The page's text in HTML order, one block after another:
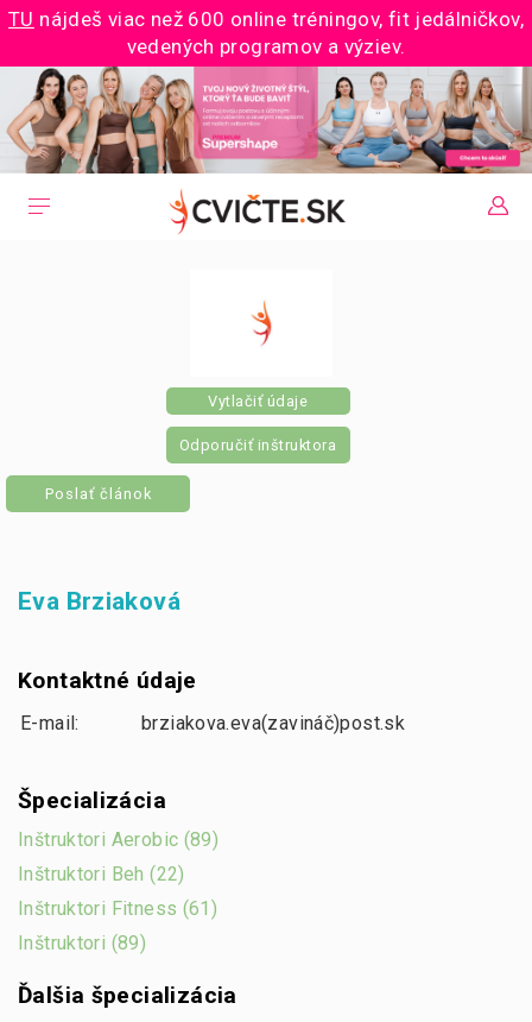
TU nájdeš viac než 600 online tréningov, fit jedálničkov,
vedených programov a výziev.
Vytlačiť údaje
Odporučiť inštruktora
Poslať článok
Eva Brziaková
Kontaktné údaje
E-mail: brziakova.eva(zavináč)post.sk
Špecializácia
Inštruktori Aerobic (89)
Inštruktori Beh (22)
Inštruktori Fitness (61)
Inštruktori (89)
Ďalšia špecializácia